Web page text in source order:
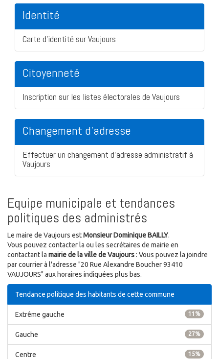
Identité
Carte d'identité sur Vaujours
Citoyenneté
Inscription sur les listes électorales de Vaujours
Changement d'adresse
Effectuer un changement d'adresse administratif à
Vaujours
Equipe municipale et tendances
politiques des administrés
Le maire de Vaujours estMonsieur Dominique BAILLY.
Vous pouvez contacter la ou les secrétaires de mairie en
contactant la mairie de la ville de Vaujours: Vous pouvez la joindre
par courrier à l'adresse "20 Rue Alexandre Boucher 93410
VAUJOURS" aux horaires indiquées plus bas.
Tendance politique des habitants de cette commune
11%
Extrême gauche
27%
Gauche
15%
Centre